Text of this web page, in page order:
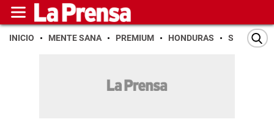
INICIO MENTE SANA PREMIUM HONDURAS SAN PEDRO